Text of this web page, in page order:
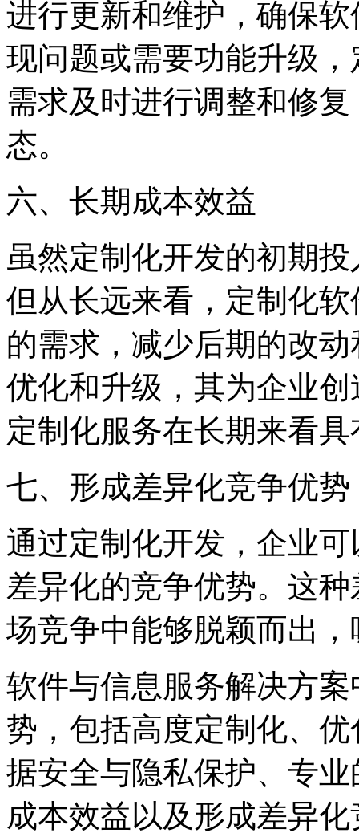
进行更新和维护，确保
现问题或需要功能升级
需求及时进行调整和修
态。
六、长期成本效益
虽然定制化开发的初期
但从长远来看，定制化
的需求，减少后期的改
优化和升级，其为企业
定制化服务在长期来看
七、形成差异化竞争优势
通过定制化开发，企业
差异化的竞争优势。这
场竞争中能够脱颖而出
软件与信息服务解决方
势，包括高度定制化、
据安全与隐私保护、专
成本效益以及形成差异